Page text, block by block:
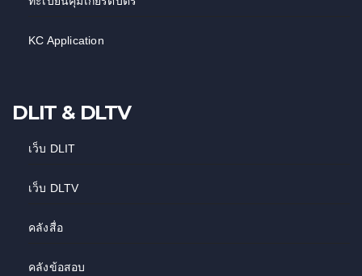
KC Application
DLIT & DLTV
เว็บ DLIT
เว็บ DLTV
คลังสื่อ
คลังข้อสอบ